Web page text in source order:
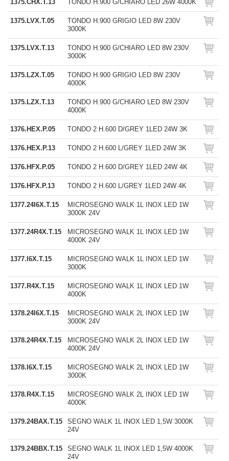
1375.CHX.T.13 TONDO H.900 G/CHIARO LED 26W 4000K
1375.LVX.T.05
TONDO H.900 GRIGIO LED 8W 230V
3000K
1375.LVX.T.13
TONDO H.900 G/CHIARO LED 8W 230V
3000K
1375.LZX.T.05
TONDO H.900 GRIGIO LED 8W 230V
4000K
1375.LZX.T.13
TONDO H.900 G/CHIARO LED 8W 230V
4000K
1376.HEX.P.05 TONDO 2 H.600 D/GREY 1LED 24W 3K
1376.HEX.P.13 TONDO 2 H.600 L/GREY 1LED 24W 3K
1376.HFX.P.05 TONDO 2 H.600 D/GREY 1LED 24W 4K
1376.HFX.P.13 TONDO 2 H.600 L/GREY 1LED 24W 4K
1377.24I6X.T.15
MICROSEGNO WALK 1L INOX LED 1W
3000K 24V
1377.24R4X.T.15
MICROSEGNO WALK 1L INOX LED 1W
4000K 24V
1377.I6X.T.15
MICROSEGNO WALK 1L INOX LED 1W
3000K
1377.R4X.T.15
MICROSEGNO WALK 1L INOX LED 1W
4000K
1378.24I6X.T.15
MICROSEGNO WALK 2L INOX LED 1W
3000K 24V
1378.24R4X.T.15
MICROSEGNO WALK 2L INOX LED 1W
4000K 24V
1378.I6X.T.15
MICROSEGNO WALK 2L INOX LED 1W
3000K
1378.R4X.T.15
MICROSEGNO WALK 2L INOX LED 1W
4000K
1379.24BAX.T.15
SEGNO WALK 1L INOX LED 1,5W 3000K
24V
1379.24BBX.T.15
SEGNO WALK 1L INOX LED 1,5W 4000K
24V